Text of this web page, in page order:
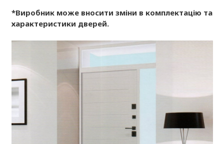
*Виробник може вносити зміни в комплектацію та
характеристики дверей.